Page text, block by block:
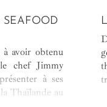
SEAFOOD
avoir obtenu
chef Jimmy
à ses
Thaïlande au